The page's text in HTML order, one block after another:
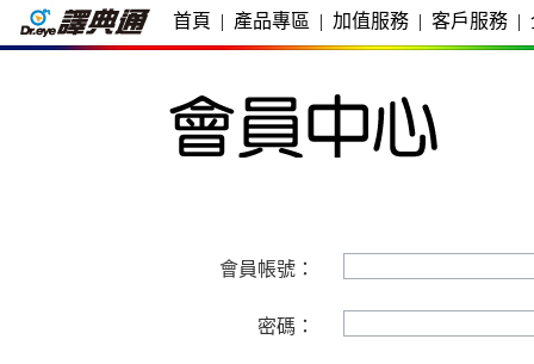
首頁 | 產品專區 | 加值服務 | 客戶服務 |
會員帳號：
密碼：